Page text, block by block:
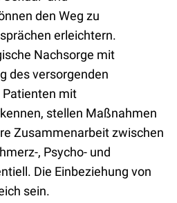
den Weg zu
erleichtern.
Nachsorge mit
des versorgenden
Patienten mit
stellen Maßnahmen
Zusammenarbeit zwischen
, Psycho- und
Die Einbeziehung von
sein.